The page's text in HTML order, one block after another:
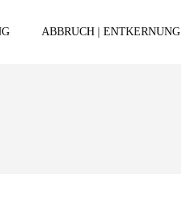
ABBRUCH | ENTKERNUNG